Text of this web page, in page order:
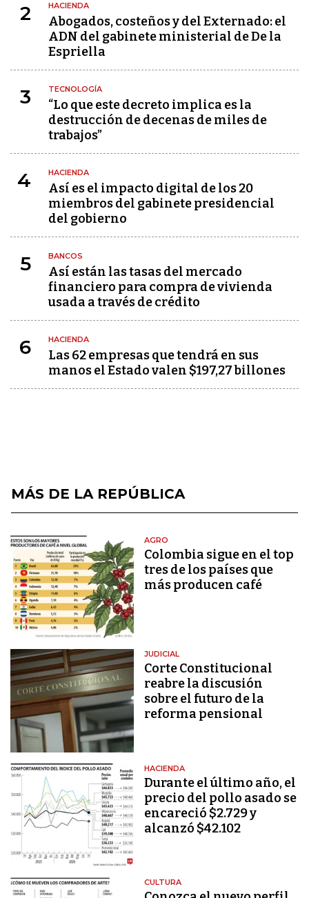
2 HACIENDA
Abogados, costeños y del Externado: el
ADN del gabinete ministerial de De la
Espriella
3 TECNOLOGÍA
“Lo que este decreto implica es la
destrucción de decenas de miles de
trabajos”
4 HACIENDA
Así es el impacto digital de los 20
miembros del gabinete presidencial
del gobierno
5 BANCOS
Así están las tasas del mercado
financiero para compra de vivienda
usada a través de crédito
6 HACIENDA
Las 62 empresas que tendrá en sus
manos el Estado valen $197,27 billones
MÁS DE LA REPÚBLICA
AGRO
Colombia sigue en el top
tres de los países que
más producen café
JUDICIAL
Corte Constitucional
reabre la discusión
sobre el futuro de la
reforma pensional
HACIENDA
Durante el último año, el
precio del pollo asado se
encareció $2.729 y
alcanzó $42.102
CULTURA